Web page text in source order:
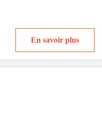
En savoir plus